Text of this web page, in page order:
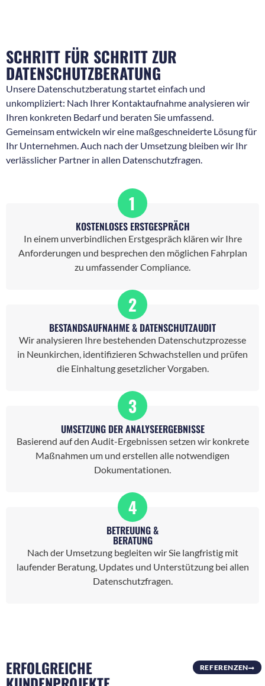
SCHRITT FÜR SCHRITT ZUR
DATENSCHUTZBERATUNG
Unsere Datenschutzberatung startet einfach und
unkompliziert: Nach Ihrer Kontaktaufnahme analysieren wir
Ihren konkreten Bedarf und beraten Sie umfassend.
Gemeinsam entwickeln wir eine maßgeschneiderte Lösung für
Ihr Unternehmen. Auch nach der Umsetzung bleiben wir Ihr
verlässlicher Partner in allen Datenschutzfragen.
1
KOSTENLOSES ERSTGESPRÄCH
In einem unverbindlichen Erstgespräch klären wir Ihre
Anforderungen und besprechen den möglichen Fahrplan
zu umfassender Compliance.
2
BESTANDSAUFNAHME & DATENSCHUTZAUDIT
Wir analysieren Ihre bestehenden Datenschutzprozesse
in Neunkirchen, identifizieren Schwachstellen und prüfen
die Einhaltung gesetzlicher Vorgaben.
3
UMSETZUNG DER ANALYSEERGEBNISSE
Basierend auf den Audit-Ergebnissen setzen wir konkrete
Maßnahmen um und erstellen alle notwendigen
Dokumentationen.
4
BETREUUNG &
BERATUNG
Nach der Umsetzung begleiten wir Sie langfristig mit
laufender Beratung, Updates und Unterstützung bei allen
Datenschutzfragen.
ERFOLGREICHE REFERENZEN